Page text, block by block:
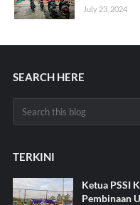
July 23, 2024
SEARCH HERE
TERKINI
Ketua PSSI
Pembinaan